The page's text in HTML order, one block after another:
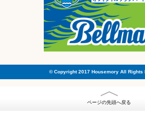
© Copyright 2017 Housemory All Rights
ページの先頭へ戻る